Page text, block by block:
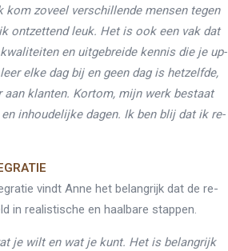
kom zoveel verschillende mensen tegen
ontzettend leuk. Het is ook een vak dat
en uitgebreide kennis die je up-
elke dag bij en geen dag is hetzelfde,
klanten. Kortom, mijn werk bestaat
inhoudelijke dagen. Ik ben blij dat ik re-
vindt Anne het belangrijk dat de re-
in realistische en haalbare stappen.
je wilt en wat je kunt. Het is belangrijk